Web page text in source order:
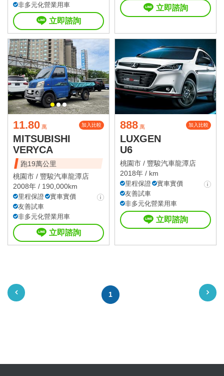
非多元化營業用車
立即諮詢
立即諮詢
11.80 萬 加入比較
MITSUBISHI
VERYCA
跑19萬公里
桃園市 / 豐駿汽車龍潭店
2008年 / 190,000km
里程保證
實車實價
友善試車
非多元化營業用車
立即諮詢
888 萬 加入比較
LUXGEN
U6
桃園市 / 豐駿汽車龍潭店
2018年 / km
里程保證
實車實價
友善試車
非多元化營業用車
立即諮詢
1